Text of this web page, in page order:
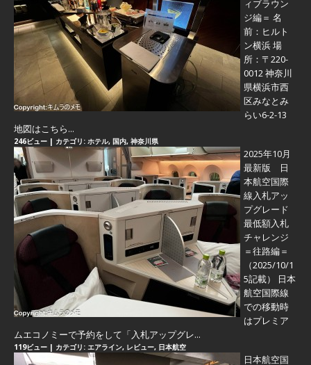
ィブラウン
ジ編＝ 名
前：ヒルト
ン横浜 場
所：〒220-
0012 神奈川
県横浜市西
区みなとみ
らい6-2-13
地図はこちら...
246ビュー | カテゴリ: ホテル, 国内, 神奈川県
2025年10月
最新版 日
本航空国際
線入札アッ
プグレード
最低額入札
チャレンジ
＝往路編＝
（2025/10/1
5記載） 日本
航空国際線
での移動時
はプレミア
ムエコノミーで予約をして「入札アップグレ...
119ビュー | カテゴリ: エアライン, レビュー, 日本航空
日本航空国